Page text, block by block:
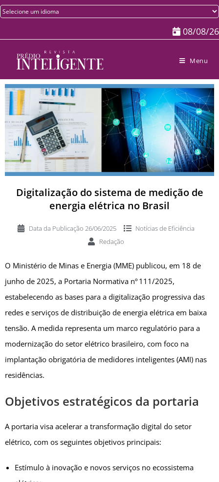
08/08/26
Menu
Digitalização do sistema de medição de
energia elétrica no Brasil
Data da Publicação 26/06/2025 Notícias de Eficiência
Redação
O Ministério de Minas e Energia (MME) publicou, em 18 de
junho de 2025, a Portaria Normativa nº 111/2025,
estabelecendo as bases para a digitalização progressiva das
redes e serviços de distribuição de energia elétrica em baixa
tensão. A medida representa um marco regulatório para a
modernização do setor elétrico brasileiro, com foco na
implantação obrigatória de medidores inteligentes (AMI) nas
residências.
Objetivos estratégicos da portaria
A portaria visa acelerar a transformação digital do setor
elétrico, com os seguintes objetivos principais:
Estímulo à inovação e novos serviços no ecossistema